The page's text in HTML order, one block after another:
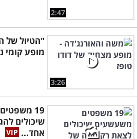
2:47
3:26
"הטיול
מופע קומי
19
שיכולים
אחד...